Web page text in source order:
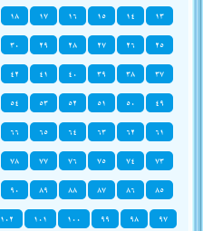
١٣
١٤ ١٥ ١٦ ١٧ ١٨
٢٥
٢٦ ٢٧ ٢٨ ٢٩ ٣٠
٣٧
٣٨ ٣٩ ٤٠ ٤١ ٤٢
٤٩
٥٠ ٥١ ٥٢ ٥٣ ٥٤
٦١
٦٢ ٦٣ ٦٤ ٦٥ ٦٦
٧٣
٧٤ ٧٥ ٧٦ ٧٧ ٧٨
٨٥
٨٦ ٨٧ ٨٨ ٨٩ ٩٠
٩٧
٩٨ ٩٩ ١٠٠ ١٠١ ١٠٢